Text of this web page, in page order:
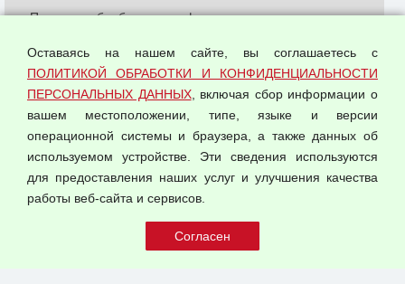
© 2026 ООО "Феникс"
Политика обработки и конфиденциальности
Согласием на обработку персональных данных
Оферта оптовой купли-продажи
Публичная оферта
Оставаясь на нашем сайте, вы соглашаетесь с
ПОЛИТИКОЙ ОБРАБОТКИ И КОНФИДЕНЦИАЛЬНОСТИ
ПЕРСОНАЛЬНЫХ ДАННЫХ, включая сбор информации о
вашем местоположении, типе, языке и версии
операционной системы и браузера, а также данных об
используемом устройстве. Эти сведения используются
для предоставления наших услуг и улучшения качества
работы веб-сайта и сервисов.